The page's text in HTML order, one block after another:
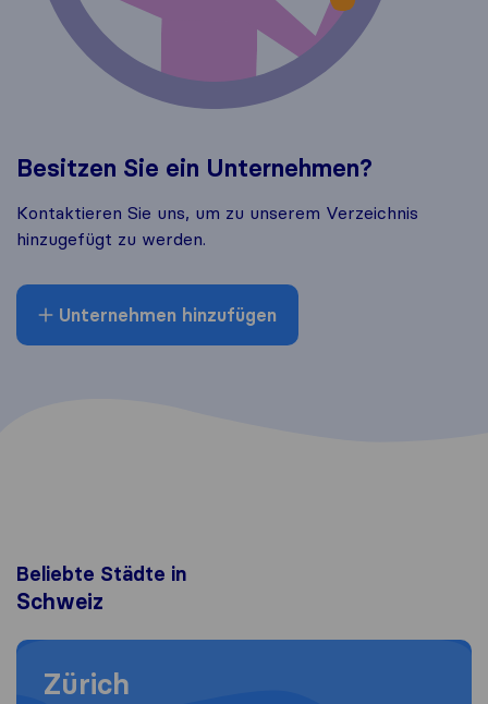
Besitzen Sie ein Unternehmen?
Kontaktieren Sie uns, um zu unserem Verzeichnis
hinzugefügt zu werden.
Unternehmen hinzufügen
Beliebte Städte in
Schweiz
Moving to Zürich
Zürich